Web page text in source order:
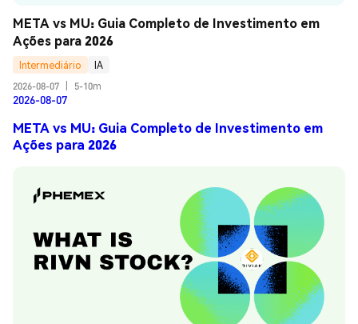
META vs MU: Guia Completo de Investimento em
Ações para 2026
Intermediário
IA
2026-08-07
5-10m
2026-08-07
META vs MU: Guia Completo de Investimento em
Ações para 2026